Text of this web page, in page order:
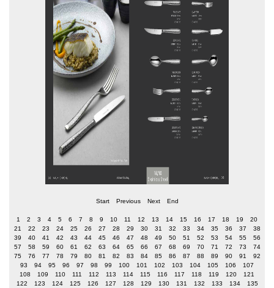
Start Previous Next End
1 2 3 4 5 6 7 8 9 10 11 12 13 14 15 16 17 18 19
20
21
22 23 24 25 26 27 28 29 30 31 32 33 34 35 36 37
38
39
40 41 42 43 44 45 46 47 48 49 50 51 52 53 54 55
56
57
58 59 60 61 62 63 64 65 66 67 68 69 70 71 72 73
74
75
76 77 78 79 80 81 82 83 84 85 86 87 88 89 90 91
92
93
94 95 96 97 98 99 100 101 102 103 104 105 106
107
108
109 110 111 112 113 114 115 116 117 118 119 120
121
122
123 124 125 126 127 128 129 130 131 132 133 134
135